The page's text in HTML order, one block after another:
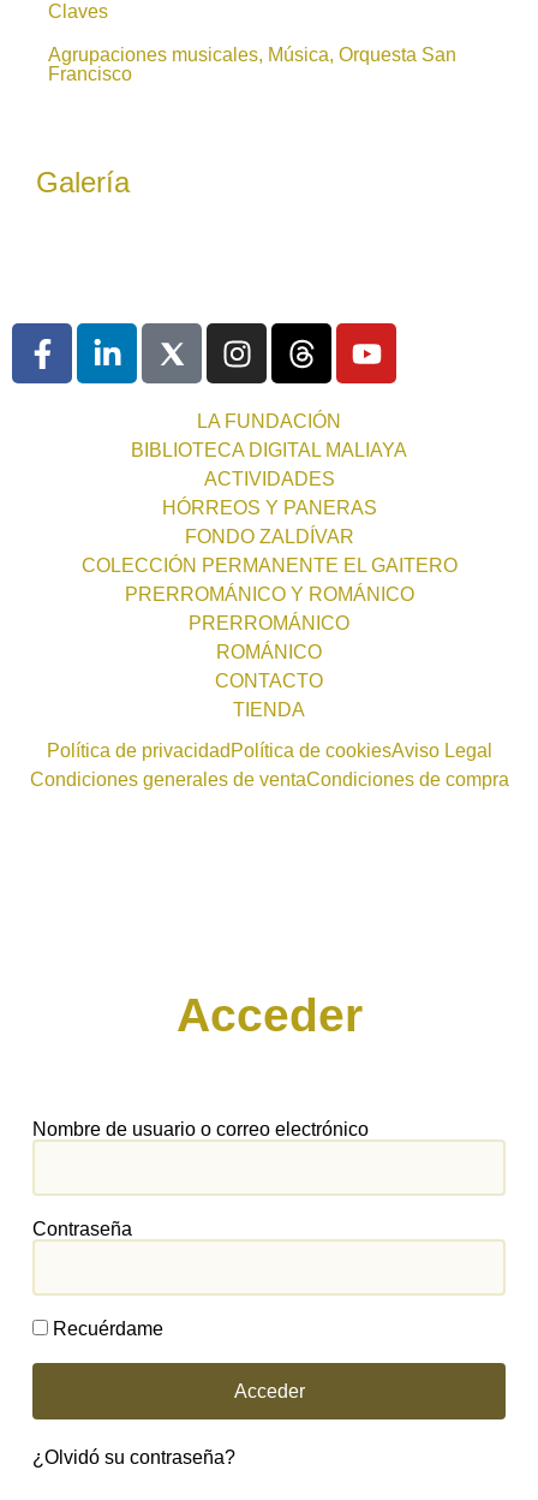
Claves
Agrupaciones musicales, Música, Orquesta San
Francisco
Galería
LA FUNDACIÓN
BIBLIOTECA DIGITAL MALIAYA
ACTIVIDADES
HÓRREOS Y PANERAS
FONDO ZALDÍVAR
COLECCIÓN PERMANENTE EL GAITERO
PRERROMÁNICO Y ROMÁNICO
PRERROMÁNICO
ROMÁNICO
CONTACTO
TIENDA
Política de privacidad Política de cookiesAviso Legal
Condiciones generales de ventaCondiciones de compra
Acceder
Nombre de usuario o correo electrónico
Contraseña
Recuérdame
Acceder
¿Olvidó su contraseña?